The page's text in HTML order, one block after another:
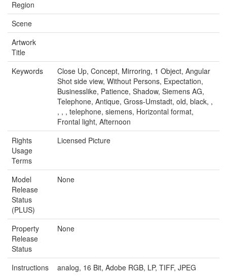
Region
Scene
Artwork
Title
Keywords
Close Up, Concept, Mirroring, 1 Object, Angular
Shot side view, Without Persons, Expectation,
Businesslike, Patience, Shadow, Siemens AG,
Telephone, Antique, Gross-Umstadt, old, black, ,
, , , telephone, siemens, Horizontal format,
Frontal light, Afternoon
Rights
Usage
Terms
Licensed Picture
Model
Release
Status
(PLUS)
None
Property
Release
Status
None
Instructions analog, 16 Bit, Adobe RGB, LP, TIFF, JPEG